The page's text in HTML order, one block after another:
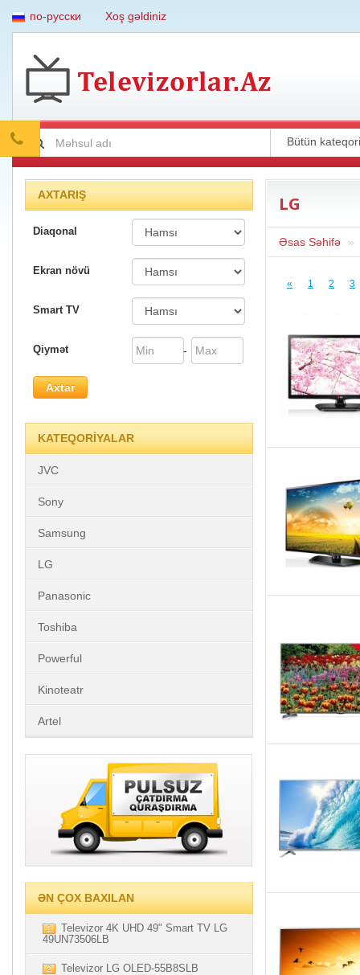
по-русски Xoş gəldiniz
AXTARIŞ
Diaqonal
Ekran növü
Smart TV
Qiymət -
Axtar
KATEQORİYALAR
JVC
Sony
Samsung
LG
Panasonic
Toshiba
Powerful
Kinoteatr
Artel
ƏN ÇOX BAXILAN
1
Televizor 4K UHD 49" Smart TV LG
49UN73506LB
2 Televizor LG OLED-55B8SLB
LG
Əsas Səhifə
« 1 2 3